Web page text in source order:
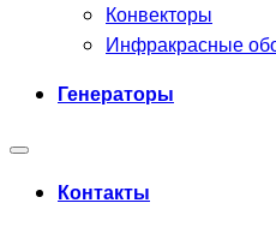
Конвекторы
Инфракрасные
Генераторы
Контакты